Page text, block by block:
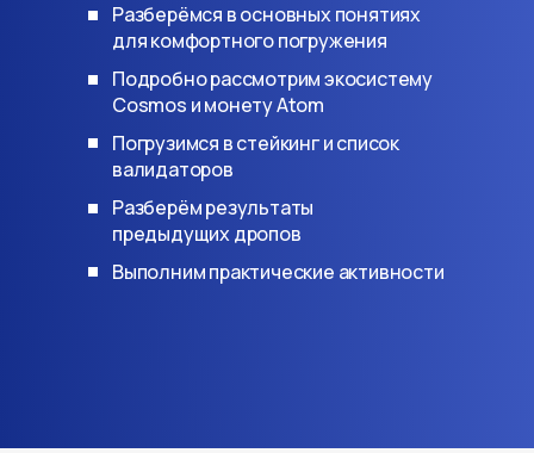
Погрузимся в стейкинг и список
валидаторов
Разберём результаты
предыдущих дропов
Разберёмся в основных понятиях
для комфортного погружения
Подробно рассмотрим экосистему
Cosmos и монету Atom
Выполним практические активности